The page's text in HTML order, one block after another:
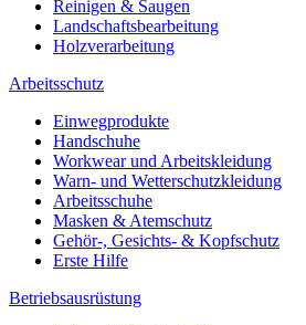
Reinigen & Saugen
Landschaftsbearbeitung
Holzverarbeitung
Arbeitsschutz
Einwegprodukte
Handschuhe
Workwear und Arbeitskleidung
Warn- und Wetterschutzkleidung
Arbeitsschuhe
Masken & Atemschutz
Gehör-, Gesichts- & Kopfschutz
Erste Hilfe
Betriebsausrüstung